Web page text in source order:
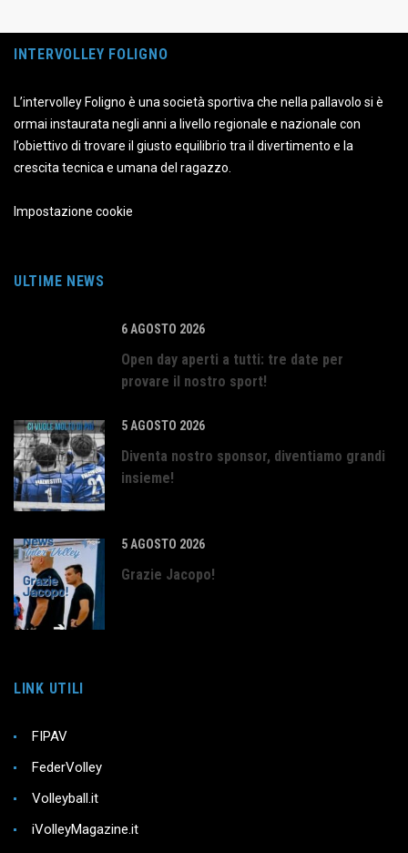
INTERVOLLEY FOLIGNO
L’intervolley Foligno è una società sportiva che nella pallavolo si è
ormai instaurata negli anni a livello regionale e nazionale con
l’obiettivo di trovare il giusto equilibrio tra il divertimento e la
crescita tecnica e umana del ragazzo.
Impostazione cookie
ULTIME NEWS
6 AGOSTO 2026
Open day aperti a tutti: tre date per
provare il nostro sport!
5 AGOSTO 2026
Diventa nostro sponsor, diventiamo grandi
insieme!
5 AGOSTO 2026
Grazie Jacopo!
LINK UTILI
FIPAV
FederVolley
Volleyball.it
iVolleyMagazine.it